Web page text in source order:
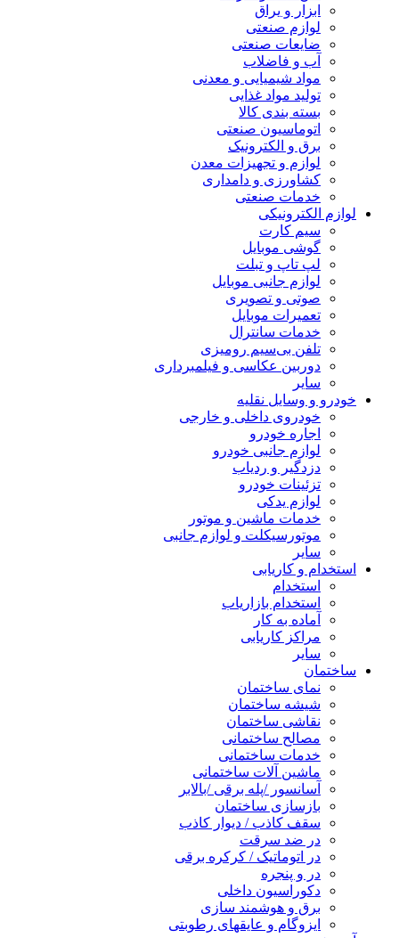
ابزار و یراق
لوازم صنعتی
ضایعات صنعتی
آب و فاضلاب
مواد شیمیایی و معدنی
تولید مواد غذایی
بسته بندی کالا
اتوماسیون صنعتی
برق و الکترونیک
لوازم و تجهیزات معدن
کشاورزی و دامداری
خدمات صنعتی
لوازم الکترونیکی
سیم کارت
گوشی موبایل
لپ تاپ و تبلت
لوازم جانبی موبایل
صوتی و تصویری
تعمیرات موبایل
خدمات سانترال
تلفن بی‌سیم رومیزی
دوربین عکاسی و فیلمبرداری
سایر
خودرو و وسایل نقلیه
خودروی داخلی و خارجی
اجاره خودرو
لوازم جانبی خودرو
دزدگیر و ردیاب
تزئینات خودرو
لوازم یدکی
خدمات ماشین و موتور
موتورسیکلت و لوازم جانبی
سایر
استخدام و کاریابی
استخدام
استخدام بازاریاب
آماده به کار
مراکز کاریابی
سایر
ساختمان
نمای ساختمان
شیشه ساختمان
نقاشی ساختمان
مصالح ساختمانی
خدمات ساختمانی
ماشین آلات ساختمانی
آسانسور /پله برقی /بالابر
بازسازی ساختمان
سقف کاذب / دیوار کاذب
در ضد سرقت
در اتوماتیک / کرکره برقی
در و پنجره
دکوراسیون داخلی
برق و هوشمند سازی
ایزوگام و عایقهای رطوبتی